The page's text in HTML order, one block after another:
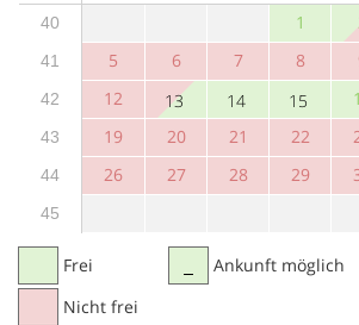
40
1
41 5 6 7 8
42 12 13 14 15
43 19 20 21 22
44 26 27 28 29
45
Frei
Nicht frei
Ankunft möglich